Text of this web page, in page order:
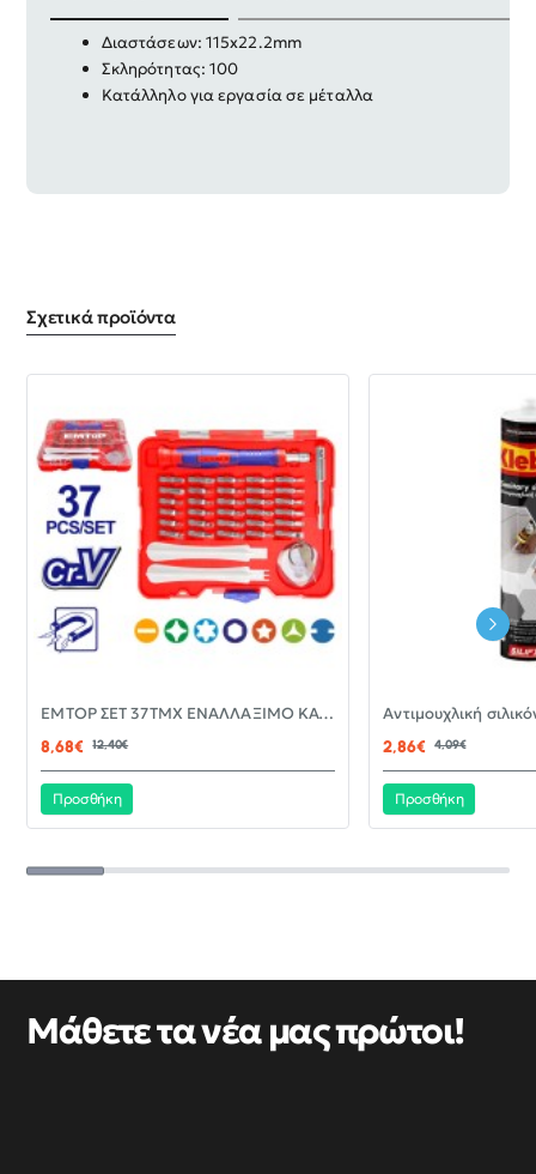
Πολύπτερο λείανσης υψηλής ποιότητας
Διαστάσεων: 115x22.2mm
Σκληρότητας: 100
Κατάλληλο για εργασία σε μέταλλα
Σχετικά προϊόντα
-30%EMTOP ΣΕΤ 37ΤΜΧ ΕΝΑΛΛΑΞΙΜΟ ΚΑΤΣΑΒΙΔΙ ΜΕ ΜΥΤΕΣ EBST03702
8,68€
12,40€
Προσθήκη
2,86€ 4,09€
Προσθήκη
Μάθετε τα νέα μας πρώτοι!